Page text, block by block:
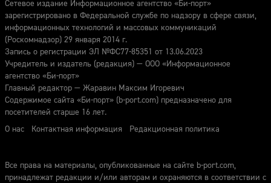
Сетевое издание Информационное агентство «Би-порт»
зарегистрировано в Федеральной службе по надзору в сфере связи,
информационных технологий и массовых коммуникаций
(Роскомнадзор) 29 января 2014 г.
Запись о регистрации ЭЛ №ФС77-85351 от 13.06.2023
Учредитель и издатель (редакция) — ООО «Информационное
агентство «Би-порт»
Главный редактор — Жаравин Максим Игоревич
Содержимое сайта «Би-порт» (b-port.com) предназначено для
посетителей старше 16 лет.
О нас
Контактная информация Редакционная политика
Все права на материалы, опубликованные на сайте b-port.com,
принадлежат редакции и/или авторам и охраняются в соответствии с